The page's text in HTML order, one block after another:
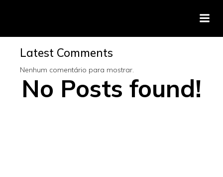
Latest Comments
Nenhum comentário para mostrar.
No Posts found!